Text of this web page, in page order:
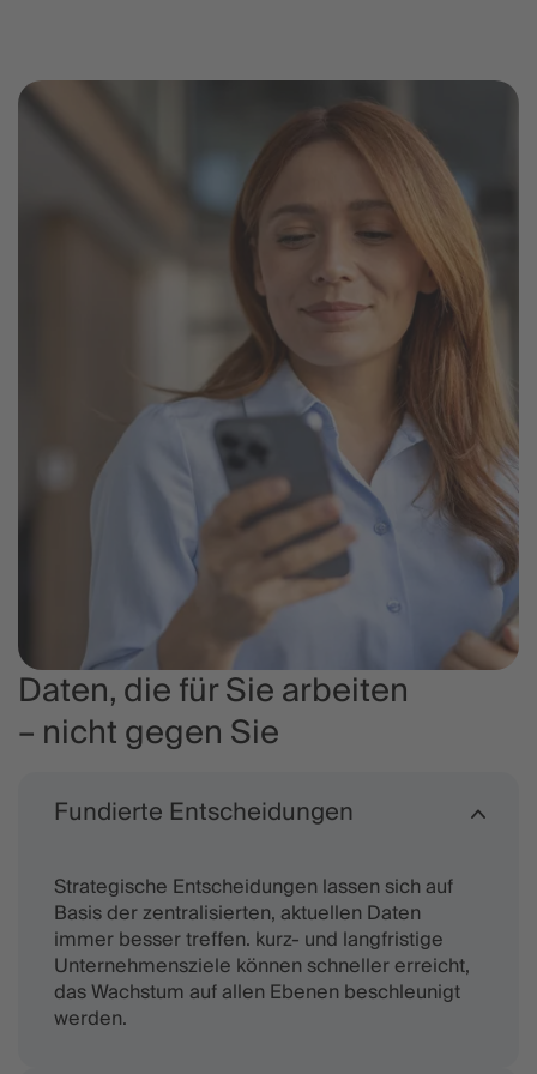
Daten, die für Sie arbeiten
– nicht gegen Sie
Fundierte Entscheidungen
Strategische Entscheidungen lassen sich auf
Basis der zentralisierten, aktuellen Daten
immer besser treffen. kurz- und langfristige
Unternehmensziele können schneller erreicht,
das Wachstum auf allen Ebenen beschleunigt
werden.